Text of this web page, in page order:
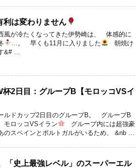
利は変わりません
風が冷たくなってきた伊勢崎は、 体感的に
…。 早くも11月に入りました
朝焼け
&# …
杯2日目：グループB【モロッコVSイ
ルドカップ2日目のグループB。 グループB
モロッコVSイラン
グループ内には超強豪
のスペインとポルトガルがいるため、 &nb …
「史上最強レベル」のスーパーエル